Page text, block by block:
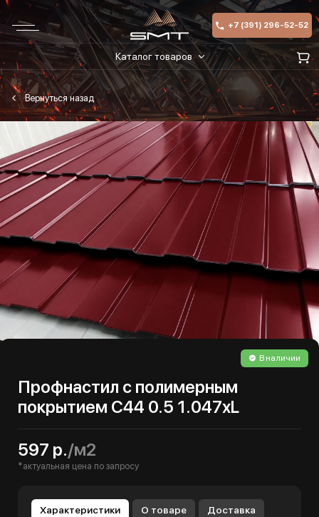
+7 (391) 296-52-52
Каталог товаров
В наличии
Профнастил с полимерным
покрытием С44 0.5 1.047хL
597 р./м2
*актуальная цена по запросу
Характеристики О товаре Доставка